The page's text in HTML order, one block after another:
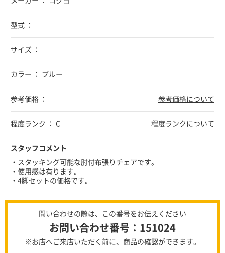
型式 ：
サイズ ：
カラー ： ブルー
参考価格 ： 参考価格について
程度ランク ： C 程度ランクについて
スタッフコメント
・スタッキング可能な肘付布張りチェアです。
・使用感は有ります。
・4脚セットの価格です。
問い合わせの際は、この番号をお伝えください
お問い合わせ番号：151024
※お店へご来店いただく前に、商品の確認ができます。